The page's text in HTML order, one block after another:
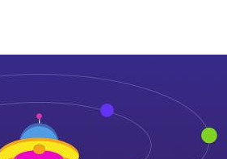
管理，通过分布式部署，实现多级组织间
同